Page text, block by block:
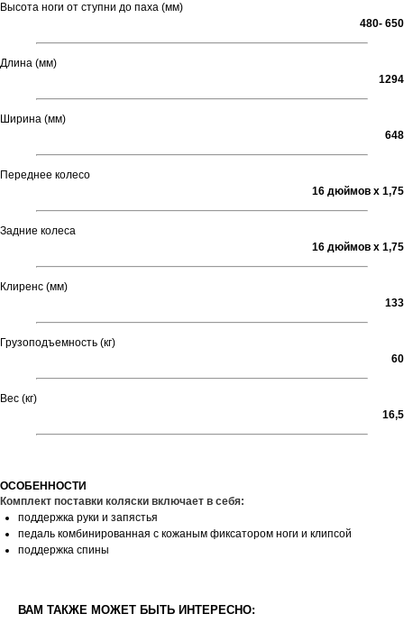
Высота ноги от ступни до паха (мм)
480- 650
Длина (мм)
1294
Ширина (мм)
648
Переднее колесо
16 дюймов х 1,75
Задние колеса
16 дюймов х 1,75
Клиренс (мм)
133
Грузоподъемность (кг)
60
Вес (кг)
16,5
ОСОБЕННОСТИ
Комплект поставки коляски включает в себя:
поддержка руки и запястья
педаль комбинированная с кожаным фиксатором ноги и клипсой
поддержка спины
ВАМ ТАКЖЕ МОЖЕТ БЫТЬ ИНТЕРЕСНО: